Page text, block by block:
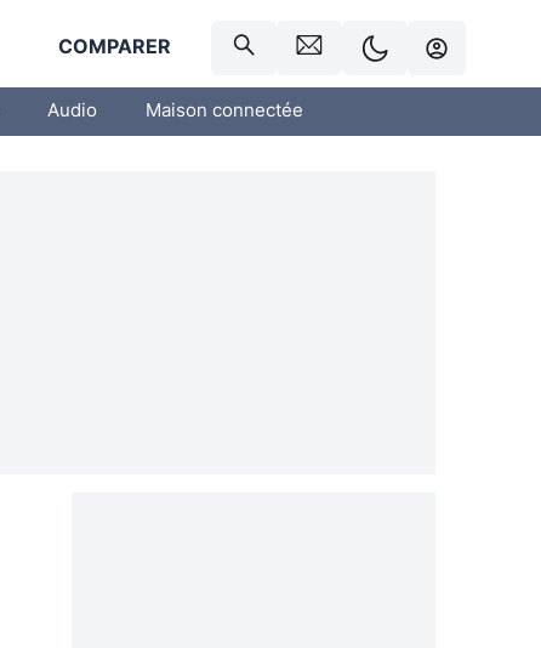
COMPARER
Audio Maison connectée